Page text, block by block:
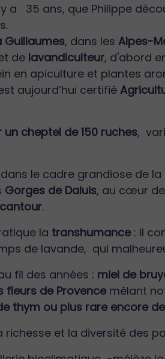
y a 35 ans, que Philippe
Guillaumes, dans les Alpes-
de lavandiculteur, d'abord
en apiculture et plantes
aujourd’hui certifié
cheptel de 150 ruches,
le cadre grandiose de
Gorges de Daluis, au cœur
.
la transhumance: il
de lavande, qui
fil des années : miel de
fleurs de Provencemêlant
thym ou plus rare encore
et la diversité des